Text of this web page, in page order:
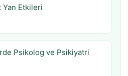
Yan Etkileri
Psikolog ve Psikiyatri